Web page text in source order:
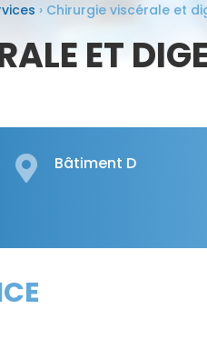
› Chirurgie viscérale et
ET
 Bâtiment D